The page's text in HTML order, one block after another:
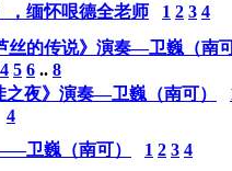
，缅怀哏德全老师
1 2 3 4
丝的传说》演奏—卫巍（南
4 5 6 .. 8
夜》演奏—卫巍（南可）
4
卫巍（南可）
1 2 3 4